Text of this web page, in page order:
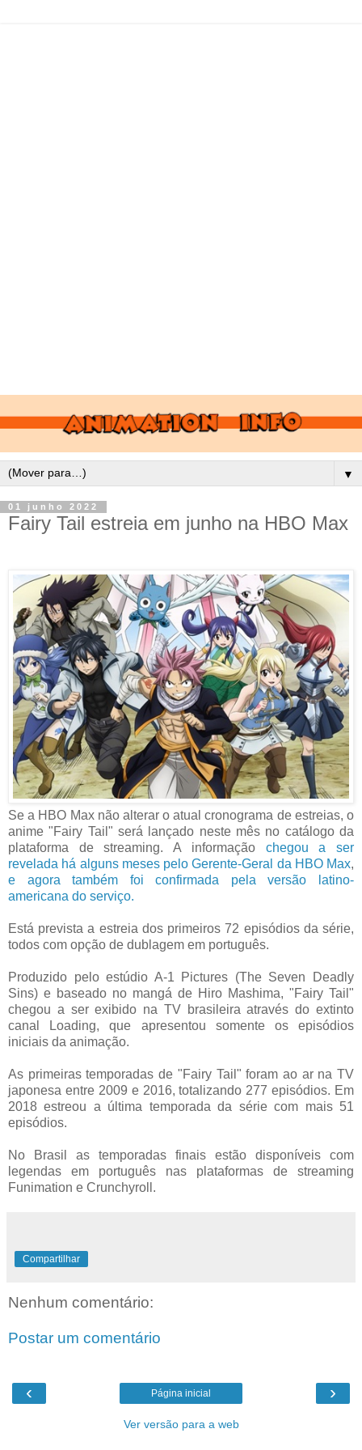
▼
01 junho 2022
Fairy Tail estreia em junho na HBO Max
Se a HBO Max não alterar o atual cronograma de estreias, o
anime "Fairy Tail" será lançado neste mês no catálogo da
plataforma de streaming. A informação chegou a ser
revelada há alguns meses pelo Gerente-Geral da HBO Max,
e agora também foi confirmada pela versão latino-
americana do serviço.
Está prevista a estreia dos primeiros 72 episódios da série,
todos com opção de dublagem em português.
Produzido pelo estúdio A-1 Pictures (The Seven Deadly
Sins) e baseado no mangá de Hiro Mashima, "Fairy Tail"
chegou a ser exibido na TV brasileira através do extinto
canal Loading, que apresentou somente os episódios
iniciais da animação.
As primeiras temporadas de "Fairy Tail" foram ao ar na TV
japonesa entre 2009 e 2016, totalizando 277 episódios. Em
2018 estreou a última temporada da série com mais 51
episódios.
No Brasil as temporadas finais estão disponíveis com
legendas em português nas plataformas de streaming
Funimation e Crunchyroll.
Compartilhar
Nenhum comentário:
Postar um comentário
‹ ›
Página inicial
Ver versão para a web